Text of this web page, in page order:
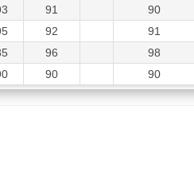
91 90
92 91
96 98
90 90